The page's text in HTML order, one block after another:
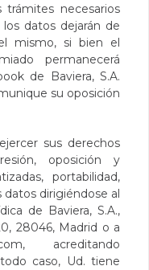
trámites necesarios
datos dejarán de
mismo, si bien el
permanecerá
de Baviera, S.A.
su oposición
sus derechos
oposición y
portabilidad,
dirigiéndose al
de Baviera, S.A.,
28046, Madrid o a
, acreditando
caso, Ud. tiene